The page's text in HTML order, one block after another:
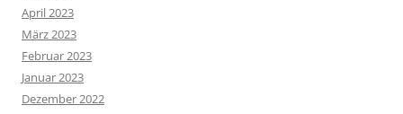
April 2023
März 2023
Februar 2023
Januar 2023
Dezember 2022